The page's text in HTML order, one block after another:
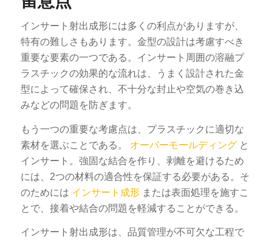
インサート射出成形には多くの利点がありますが、
特有の難しさもあります。金型の設計は考慮すべき
重要な要素の一つである。インサート周囲の溶融プ
ラスチックの効果的な流れは、うまく設計された金
型によって確保され、不十分な封止や空気の巻き込
みなどの問題を防ぎます。
もう一つの重要な考慮点は、プラスチックに適切な
素材を選ぶことである。 オーバーモールディングと
インサート。強固な結合を作り、剥離を避けるため
には、2つの材料の適合性を保証する必要がある。そ
のためには インサート成形または表面処理を施すこ
とで、接着や結合の問題を軽減することができる。
インサート射出成形は、品質管理が不可欠な工程で